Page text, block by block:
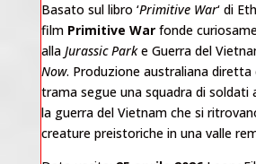
Basato sul libro ‘Primitive War‘ di
film Primitive Warfonde
alla Jurassic Parke Guerra del
Now. Produzione australiana diretta
trama segue una squadra di soldati
la guerra del Vietnam che si
creature preistoriche in una valle